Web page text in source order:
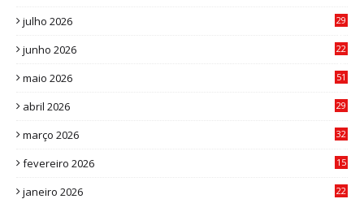
julho 2026
29
junho 2026
22
maio 2026
51
abril 2026
29
março 2026
32
fevereiro 2026
15
janeiro 2026
22